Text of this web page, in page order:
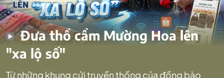
Đưa thổ cẩm Mường Hoa lên
"xa lộ số"
Từ những khung cửi truyền thống của đồng bào